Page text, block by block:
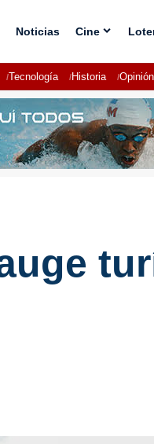
Noticias Cine
Tecnología Historia Opinión